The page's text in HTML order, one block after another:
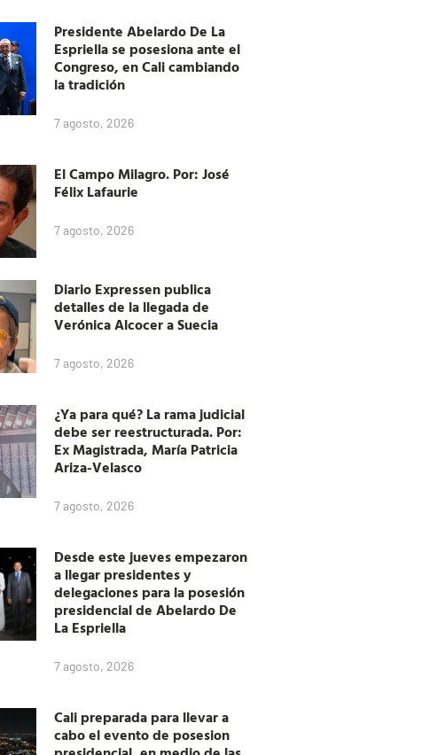
Presidente Abelardo De La
Espriella se posesiona ante el
Congreso, en Cali cambiando
la tradición
7 agosto, 2026
El Campo Milagro. Por: José
Félix Lafaurie
7 agosto, 2026
Diario Expressen publica
detalles de la llegada de
Verónica Alcocer a Suecia
7 agosto, 2026
¿Ya para qué? La rama judicial
debe ser reestructurada. Por:
Ex Magistrada, María Patricia
Ariza-Velasco
7 agosto, 2026
Desde este jueves empezaron
a llegar presidentes y
delegaciones para la posesión
presidencial de Abelardo De
La Espriella
7 agosto, 2026
Cali preparada para llevar a
cabo el evento de posesion